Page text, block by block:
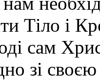
Тіло і
сам
зі